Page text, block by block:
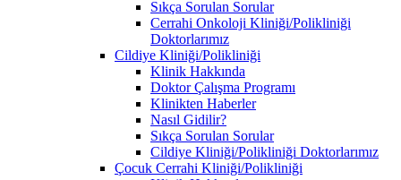
Sıkça Sorulan Sorular
Cerrahi Onkoloji Kliniği/Polikliniği
Doktorlarımız
Cildiye Kliniği/Polikliniği
Klinik Hakkında
Doktor Çalışma Programı
Klinikten Haberler
Nasıl Gidilir?
Sıkça Sorulan Sorular
Cildiye Kliniği/Polikliniği Doktorlarımız
Çocuk Cerrahi Kliniği/Polikliniği